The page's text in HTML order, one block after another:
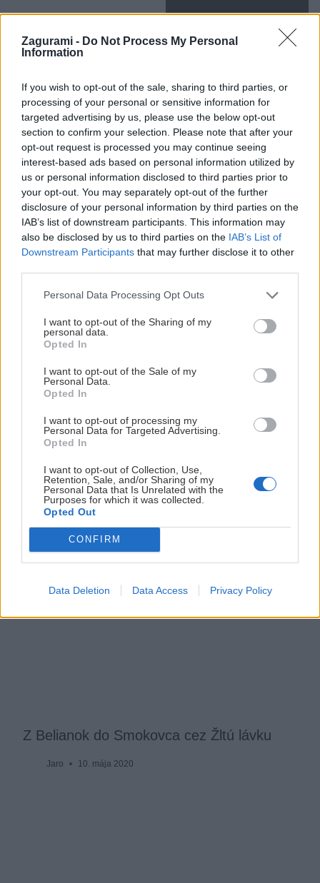
Zagurami - Do Not Process My Personal
Information
If you wish to opt-out of the sale, sharing to third parties, or
processing of your personal or sensitive information for
targeted advertising by us, please use the below opt-out
section to confirm your selection. Please note that after your
opt-out request is processed you may continue seeing
interest-based ads based on personal information utilized by
us or personal information disclosed to third parties prior to
your opt-out. You may separately opt-out of the further
disclosure of your personal information by third parties on the
IAB’s list of downstream participants. This information may
also be disclosed by us to third parties on the IAB’s List of
Downstream Participants that may further disclose it to other
Personal Data Processing Opt Outs
I want to opt-out of the Sharing of my
personal data.
Opted In
I want to opt-out of the Sale of my
Personal Data.
Opted In
I want to opt-out of processing my
Personal Data for Targeted Advertising.
Opted In
I want to opt-out of Collection, Use,
Retention, Sale, and/or Sharing of my
Personal Data that Is Unrelated with the
Purposes for which it was collected.
Opted Out
CONFIRM
Data Deletion Data Access Privacy Policy
Post
Tags:
#GPX/GPS #Slovensko #trasy na skialp
#Veľká Studená dolina #Vysoké Tatry
Podobné články
Jaro 4. apríla 2018
Z Belianok do Smokovca cez Žltú lávku
Jaro 10. mája 2020